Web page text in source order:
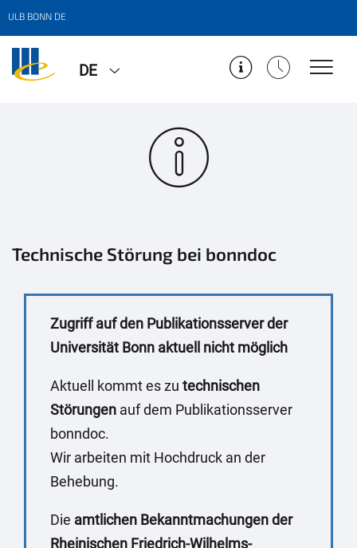
ULB BONN DE
DE
Technische Störung bei bonndoc
Zugriff auf den Publikationsserver der
Universität Bonn aktuell nicht möglich
Aktuell kommt es zu technischen
Störungen auf dem Publikationsserver
bonndoc.
Wir arbeiten mit Hochdruck an der
Behebung.
Die amtlichen Bekanntmachungen der
Rheinischen Friedrich-Wilhelms-